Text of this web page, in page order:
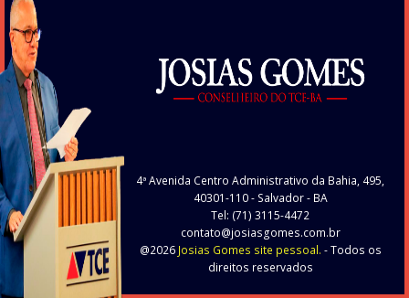
4ª Avenida Centro Administrativo da Bahia, 495,
40301-110- Salvador - BA
Tel: (71) 3115-4472
contato@josiasgomes.com.br
@2026 Josias Gomes site pessoal. - Todos os
direitos reservados